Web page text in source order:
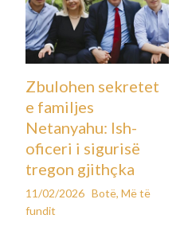
Zbulohen sekretet
e familjes
Netanyahu: Ish-
oficeri i sigurisë
tregon gjithçka
11/02/2026 Botë,Më të
fundit